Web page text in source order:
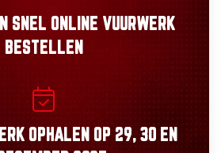
SNEL ONLINE VUURWERK
BESTELLEN
OPHALEN OP 29, 30 EN